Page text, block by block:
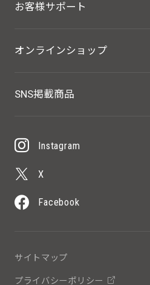
お客様サポート
オンラインショップ
SNS掲載商品
Instagram
X
Facebook
サイトマップ
プライバシーポリシー